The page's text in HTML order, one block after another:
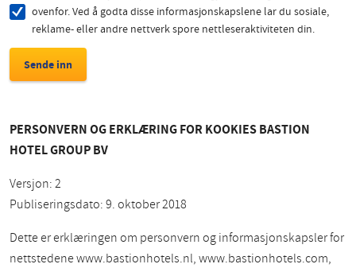
ovenfor. Ved å godta disse informasjonskapslene lar du sosiale,
reklame- eller andre nettverk spore nettleseraktiviteten din.
PERSONVERN OG ERKLÆRING FOR KOOKIES BASTION
HOTEL GROUP BV
Versjon: 2
Publiseringsdato: 9. oktober 2018
Dette er erklæringen om personvern og informasjonskapsler for
nettstedene www.bastionhotels.nl, www.bastionhotels.com,